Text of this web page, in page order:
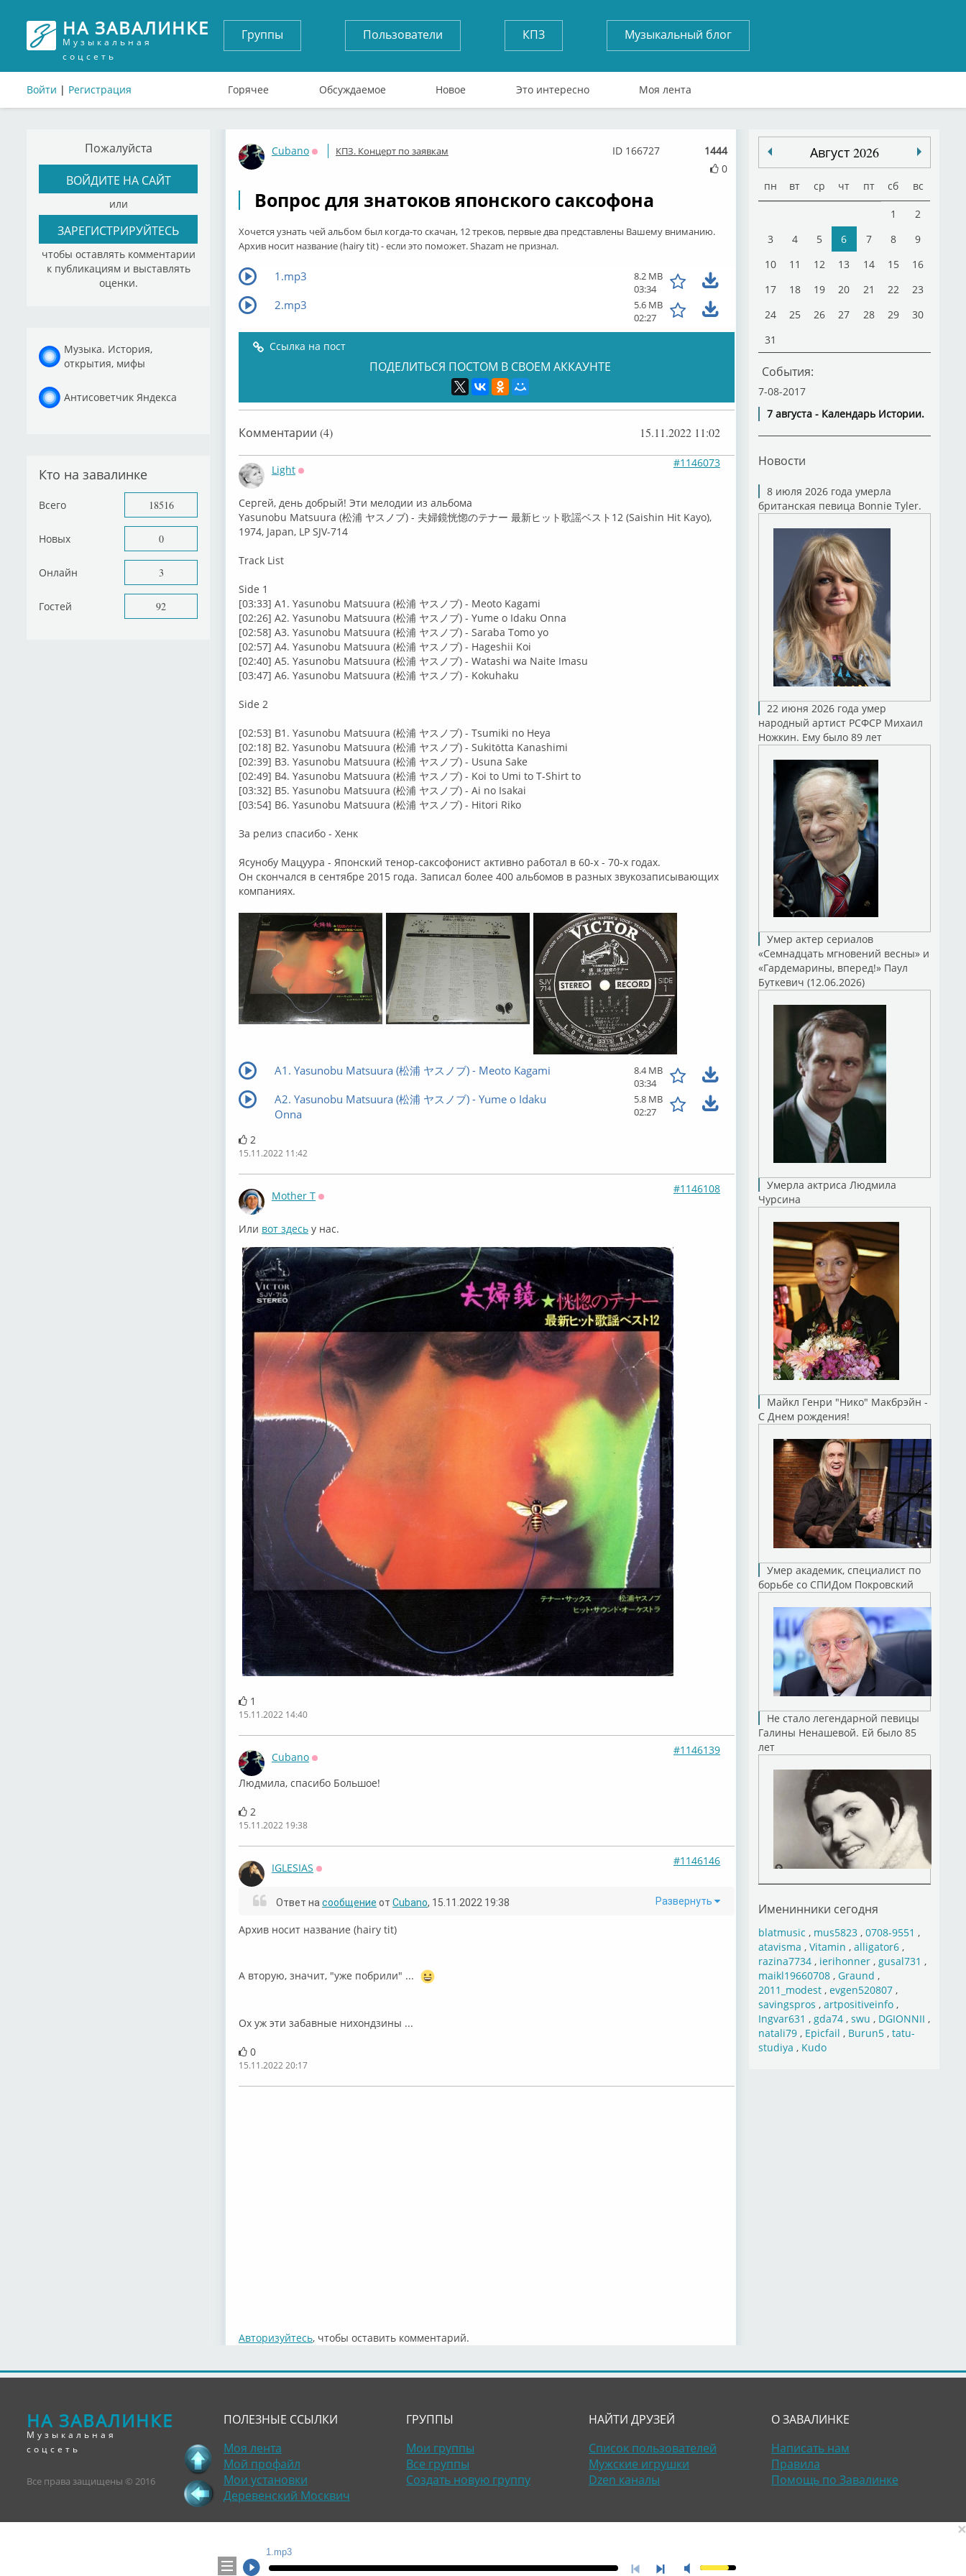
НА ЗАВАЛИНКЕ
Музыкальная
соцсеть
Войти | Регистрация
Группы Пользователи КПЗ Музыкальный блог
Горячее Обсуждаемое Новое Это интересно Моя лента
Пожалуйста
ВОЙДИТЕ НА САЙТ
или
ЗАРЕГИСТРИРУЙТЕСЬ
чтобы оставлять комментарии
к публикациям и выставлять
оценки.
Музыка. История,
открытия, мифы
Антисоветчик Яндекса
Кто на завалинке
Всего 18516
Новых 0
Онлайн 3
Гостей 92
Cubano
Оффлайн
КПЗ. Концерт по заявкам
1444
0
ID 166727
Вопрос для знатоков японского саксофона
Хочется узнать чей альбом был когда-то скачан, 12 треков, первые два представлены Вашему вниманию.
Архив носит название (hairy tit) - если это поможет. Shazam не признал.
1.mp3
8.2 MB
03:34
2.mp3
5.6 MB
02:27
Ссылка на пост
ПОДЕЛИТЬСЯ ПОСТОМ В СВОЕМ АККАУНТЕ
Комментарии (4) 15.11.2022 11:02
Light
#1146073
Сергей, день добрый! Эти мелодии из альбома
⁣Yasunobu Matsuura (松浦 ヤスノブ) - 夫婦鏡恍惚のテナー 最新ヒット歌謡ベスト12 (Saishin Hit Kayo),
1974, Japan, LP SJV-714
⁣Track List
Side 1
[03:33] A1. Yasunobu Matsuura (松浦 ヤスノブ) - Meoto Kagami
[02:26] A2. Yasunobu Matsuura (松浦 ヤスノブ) - Yume o Idaku Onna
[02:58] A3. Yasunobu Matsuura (松浦 ヤスノブ) - Saraba Tomo yo
[02:57] A4. Yasunobu Matsuura (松浦 ヤスノブ) - Hageshii Koi
[02:40] A5. Yasunobu Matsuura (松浦 ヤスノブ) - Watashi wa Naite Imasu
[03:47] A6. Yasunobu Matsuura (松浦 ヤスノブ) - Kokuhaku
Side 2
[02:53] B1. Yasunobu Matsuura (松浦 ヤスノブ) - Tsumiki no Heya
[02:18] B2. Yasunobu Matsuura (松浦 ヤスノブ) - Sukitōtta Kanashimi
[02:39] B3. Yasunobu Matsuura (松浦 ヤスノブ) - Usuna Sake
[02:49] B4. Yasunobu Matsuura (松浦 ヤスノブ) - Koi to Umi to T-Shirt to
[03:32] B5. Yasunobu Matsuura (松浦 ヤスノブ) - Ai no Isakai
[03:54] B6. Yasunobu Matsuura (松浦 ヤスノブ) - Hitori Riko
За релиз спасибо - Хенк
Ясунобу Мацуура - Японский тенор-саксофонист активно работал в 60-х - 70-х годах.
Он скончался в сентябре 2015 года. Записал более 400 альбомов в разных звукозаписывающих
компаниях.
A1. Yasunobu Matsuura (松浦 ヤスノブ) - Meoto Kagami
8.4 MB
03:34
A2. Yasunobu Matsuura (松浦 ヤスノブ) - Yume o Idaku
Onna
5.8 MB
02:27
2
15.11.2022 11:42
Mother T
#1146108
Или вот здесь у нас.
1
15.11.2022 14:40
Cubano
#1146139
Людмила, спасибо Большое!
2
15.11.2022 19:38
IGLESIAS
#1146146
Развернуть
Ответ на сообщение от Cubano, 15.11.2022 19:38
⁣Архив носит название (hairy tit)
А вторую, значит, "уже побрили" ...
Ох уж эти забавные ⁣нихондзины ...
0
15.11.2022 20:17
Авторизуйтесь, чтобы оставить комментарий.
Август 2026
пн вт ср чт пт сб вс
1
2
3
4 5 6 7 8
9
10
11 12 13 14 15
16
17
18 19 20 21 22
23
24
25 26 27 28 29
30
31
События:
7-08-2017
7 августа - Календарь Истории.
Новости
8 июля 2026 года умерла
британская певица Bonnie Tyler.
22 июня 2026 года умер
народный артист РСФСР Михаил
Ножкин. Ему было 89 лет
Умер актер сериалов
«Семнадцать мгновений весны» и
«Гардемарины, вперед!» Паул
Буткевич (12.06.2026)
Умерла актриса Людмила
Чурсина
Майкл Генри "Нико" Макбрэйн -
С Днем рождения!
Умер академик, специалист по
борьбе со СПИДом Покровский
Не стало легендарной певицы
Галины Ненашевой. Ей было 85
лет
Именинники сегодня
blatmusic , mus5823, 0708-9551 ,
atavisma , Vitamin , alligator6,
razina7734, ierihonner, gusal731 ,
maikl19660708, Graund ,
2011_modest, evgen520807,
savingspros , artpositiveinfo,
Ingvar631 , gda74, swu , DGIONNII ,
natali79, Epicfail , Burun5, tatu-
studiya , Kudo
НА ЗАВАЛИНКЕ
Музыкальная
соцсеть
Все права защищены © 2016
ПОЛЕЗНЫЕ ССЫЛКИ
Моя лента
Мой профайл
Мои установки
Деревенский Москвич
ГРУППЫ
Мои группы
Все группы
Создать новую группу
НАЙТИ ДРУЗЕЙ
Список пользователей
Мужские игрушки
Dzen каналы
О ЗАВАЛИНКЕ
Написать нам
Правила
Помощь по Завалинке
×
1.mp3